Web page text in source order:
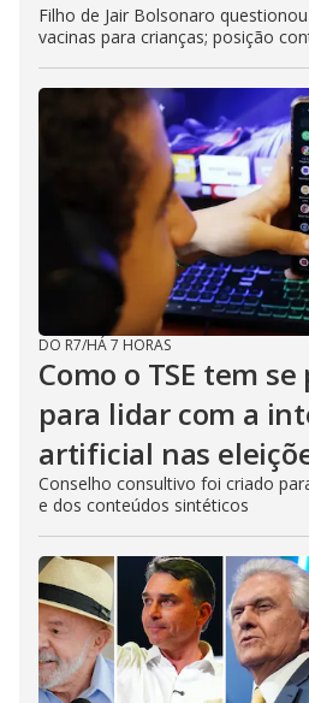
Filho de Jair Bolsonaro
vacinas para crianças; posição
DO R7/HÁ 7 HORAS
Como o TSE tem
para lidar com a
artificial nas
Conselho consultivo foi criado
e dos conteúdos sintéticos